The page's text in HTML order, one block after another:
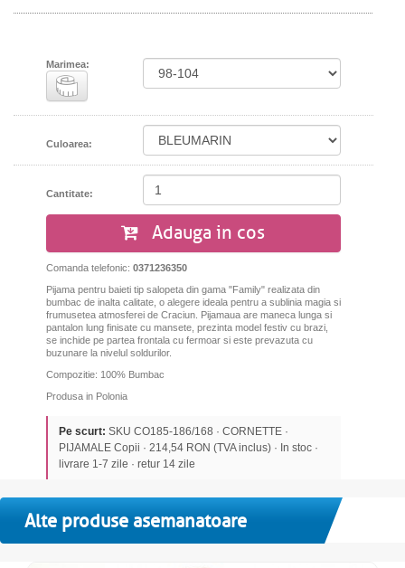
Marimea:
Culoarea:
Cantitate:
Adauga in cos
Comanda telefonic: 0371236350
Pijama pentru baieti tip salopeta din gama "Family" realizata din
bumbac de inalta calitate, o alegere ideala pentru a sublinia magia si
frumusetea atmosferei de Craciun. Pijamaua are maneca lunga si
pantalon lung finisate cu mansete, prezinta model festiv cu brazi,
se inchide pe partea frontala cu fermoar si este prevazuta cu
buzunare la nivelul soldurilor.
Compozitie: 100% Bumbac
Produsa in Polonia
Pe scurt: SKU CO185-186/168 · CORNETTE ·
PIJAMALE Copii · 214,54 RON (TVA inclus) · In stoc ·
livrare 1-7 zile · retur 14 zile
Alte produse asemanatoare